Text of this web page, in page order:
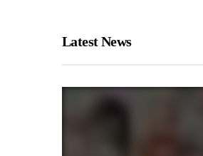
Latest News